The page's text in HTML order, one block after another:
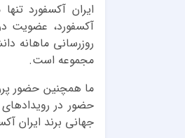
ایران آکسفورد
آکسفورد، عضویت
روزرسانی ماهانه
مجموعه است.
ما همچنین حضور
حضور در
جهانی برند ایران